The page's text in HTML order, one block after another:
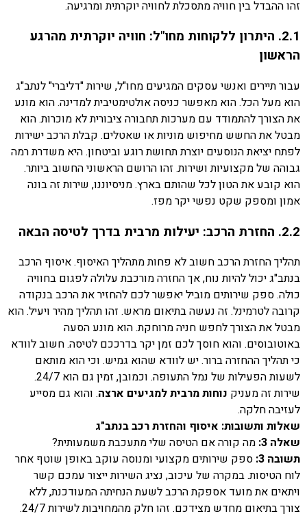
זהו ההבדל בין חוויה מתסכלת לחוויה יוקרתית ומרגיעה.
2.1. היתרון ללקוחות מחו"ל: חוויה יוקרתית מהרגע
הראשון
עבור תיירים ואנשי עסקים המגיעים מחו"ל, שירות "דליברי" לנתב"ג
הוא מעל הכל. הוא מאפשר כניסה אולטימטיבית למדינה. הוא מונע
את הצורך להתמודד עם מערכות תחבורה ציבורית לא מוכרות. הוא
מבטל את החשש מחיפוש מוניות או שאטלים. קבלת הרכב ישירות
לפתח יציאת הנוסעים יוצרת תחושת רוגע וביטחון. היא משדרת רמה
גבוהה של מקצועיות ושירות. זהו הרושם הראשוני החשוב ביותר.
הוא קובע את הטון לכל שהותם בארץ. מניסיוננו, שירות זה בונה
אמון ומספק שקט נפשי יקר מפז.
2.2. החזרת הרכב: יעילות מרבית בדרך לטיסה הבאה
תהליך החזרת הרכב חשוב לא פחות מתהליך האיסוף. איסוף הרכב
בנתב"ג יכול להיות נוח, אך החזרה מורכבת עלולה לפגום בחוויה
כולה. ספק שירותים מוביל יאפשר לכם להחזיר את הרכב בנקודה
קרובה לטרמינל. זה נעשה בתיאום מראש. זהו תהליך מהיר ויעיל. הוא
מבטל את הצורך לחפש חניה מרוחקת. הוא מונע הסעה
באוטובוסים. והוא חוסך לכם זמן יקר בדרככם לטיסה. חשוב לוודא
כי תהליך ההחזרה ברור. יש לוודא שהוא גמיש. וכי הוא מותאם
לשעות הפעילות של נמל התעופה. וכמובן, זמין גם הוא 24/7.
שירות זה מעניק נוחות מרבית למגיעים ארצה. והוא גם מסייע
לעזיבה חלקה.
שאלות ותשובות: איסוף והחזרת רכב בנתב"ג
שאלה 3:
מה קורה אם הטיסה שלי מתעכבת משמעותית?
תשובה 3:
ספק שירותים מקצועי ומנוסה עוקב באופן שוטף אחר
לוח הטיסות. במקרה של עיכוב, נציג השירות ייצור עמכם קשר
ויתאים את מועד אספקת הרכב לשעת הנחיתה המעודכנת, ללא
צורך בתיאום מחדש מצידכם. זהו חלק מהמחויבות לשירות 24/7.